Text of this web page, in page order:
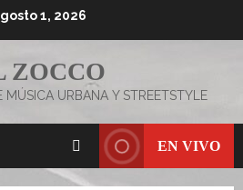
1, 2026
ZOCCO
MÚSICA URBANA Y STREETSTYLE
EN VIVO